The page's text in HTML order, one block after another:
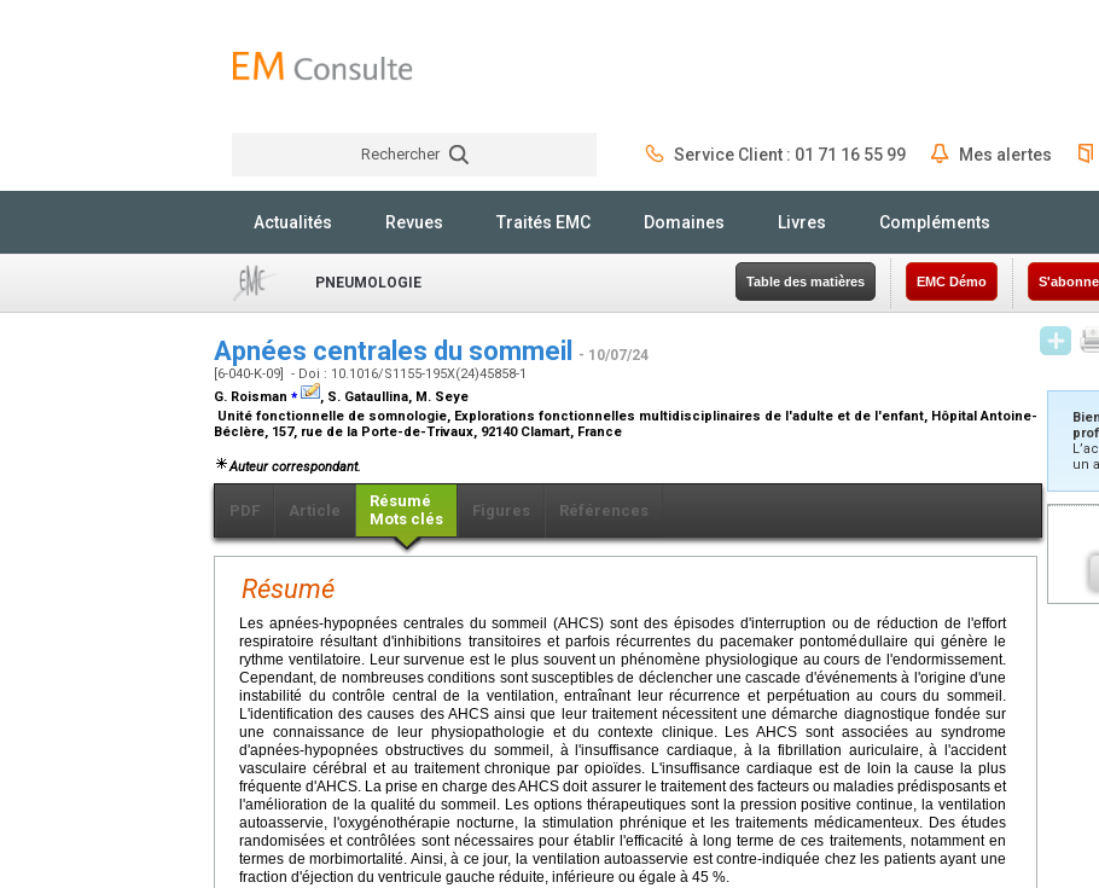
Rechercher Service Client : 01 71 16 55 99 Mes alertes
Actualités Revues Traités EMC Domaines Livres Compléments
PNEUMOLOGIE Table des matières EMC Démo
Apnées centrales du sommeil - 10/07/24
[6-040-K-09] - Doi : 10.1016/S1155-195X(24)45858-1
G. Roisman ⁎
, S. Gataullina, M. Seye
Unité fonctionnelle de somnologie, Explorations fonctionnelles multidisciplinaires de l'adulte et de l'enfant, Hôpital Antoine-
Béclère, 157, rue de la Porte-de-Trivaux, 92140 Clamart, France
Auteur correspondant.
PDF Article
Résumé
Mots clés
Figures Références
Résumé
Les apnées-hypopnées centrales du sommeil (AHCS) sont des épisodes d'interruption ou de réduction de l'effort
respiratoire résultant d'inhibitions transitoires et parfois récurrentes du pacemaker pontomédullaire qui génère le
rythme ventilatoire. Leur survenue est le plus souvent un phénomène physiologique au cours de l'endormissement.
Cependant, de nombreuses conditions sont susceptibles de déclencher une cascade d'événements à l'origine d'une
instabilité du contrôle central de la ventilation, entraînant leur récurrence et perpétuation au cours du sommeil.
L'identification des causes des AHCS ainsi que leur traitement nécessitent une démarche diagnostique fondée sur
une connaissance de leur physiopathologie et du contexte clinique. Les AHCS sont associées au syndrome
d'apnées-hypopnées obstructives du sommeil, à l'insuffisance cardiaque, à la fibrillation auriculaire, à l'accident
vasculaire cérébral et au traitement chronique par opioïdes. L'insuffisance cardiaque est de loin la cause la plus
fréquente d'AHCS. La prise en charge des AHCS doit assurer le traitement des facteurs ou maladies prédisposants et
l'amélioration de la qualité du sommeil. Les options thérapeutiques sont la pression positive continue, la ventilation
autoasservie, l'oxygénothérapie nocturne, la stimulation phrénique et les traitements médicamenteux. Des études
randomisées et contrôlées sont nécessaires pour établir l'efficacité à long terme de ces traitements, notamment en
termes de morbimortalité. Ainsi, à ce jour, la ventilation autoasservie est contre-indiquée chez les patients ayant une
fraction d'éjection du ventricule gauche réduite, inférieure ou égale à 45 %.
un